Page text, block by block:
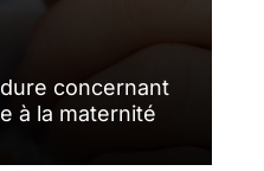
concernant
à la maternité